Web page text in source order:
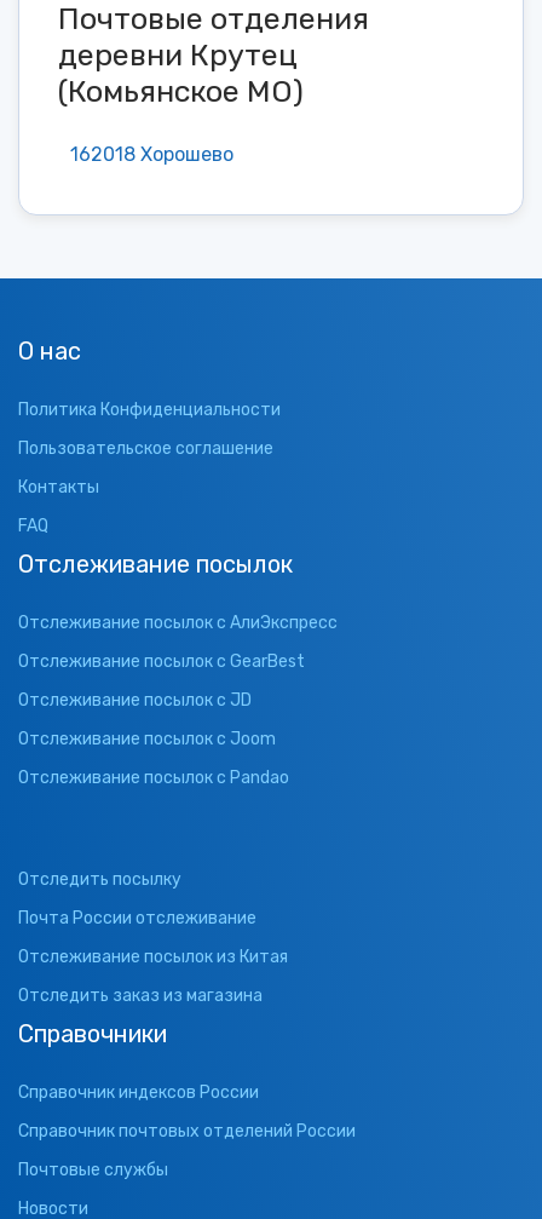
Почтовые отделения
деревни Крутец
(Комьянское МО)
162018 Хорошево
О нас
Политика Конфиденциальности
Пользовательское соглашение
Контакты
FAQ
Отслеживание посылок
Отслеживание посылок с АлиЭкспресс
Отслеживание посылок с GearBest
Отслеживание посылок с JD
Отслеживание посылок с Joom
Отслеживание посылок с Pandao
Отследить посылку
Почта России отслеживание
Отслеживание посылок из Китая
Отследить заказ из магазина
Справочники
Справочник индексов России
Справочник почтовых отделений России
Почтовые службы
Новости